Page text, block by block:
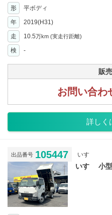
形 平ボディ
年
2019(H31)
走 10.5万km (実走行距離)
検
-
販
お問い合わ
詳しく
出品番号 105447 いすゞ
いすゞ 小